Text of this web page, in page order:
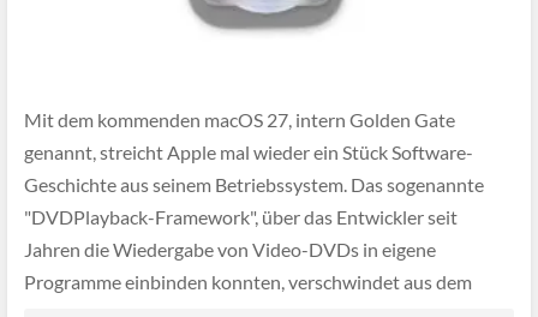
Mit dem kommenden macOS 27, intern Golden Gate
genannt, streicht Apple mal wieder ein Stück Software-
Geschichte aus seinem Betriebssystem. Das sogenannte
"DVDPlayback-Framework", über das Entwickler seit
Jahren die Wiedergabe von Video-DVDs in eigene
Programme einbinden konnten, verschwindet aus dem